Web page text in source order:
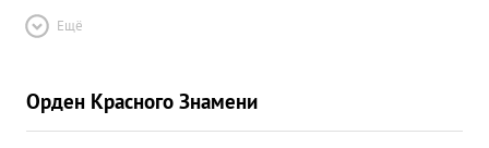
Ещё
Орден Красного Знамени